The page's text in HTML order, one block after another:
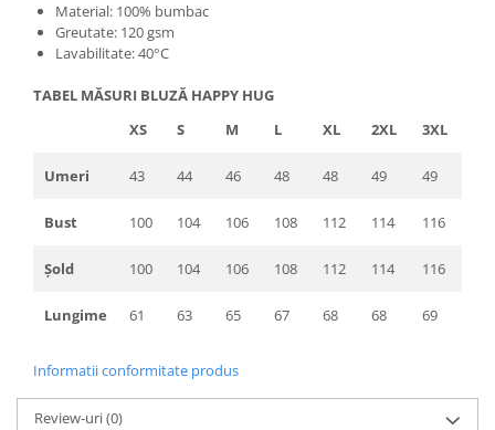
Material: 100% bumbac
Greutate: 120 gsm
Lavabilitate: 40°C
TABEL MĂSURI BLUZĂ HAPPY HUG
XS
S M L XL 2XL 3XL
Umeri 43 44 46 48 48 49 49
Bust 100 104 106 108 112 114 116
Șold 100 104 106 108 112 114 116
Lungime 61 63 65 67 68 68 69
Informatii conformitate produs
Review-uri(0)